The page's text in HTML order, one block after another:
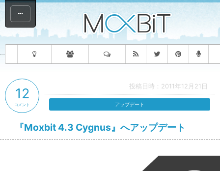
投稿日時：2011年12月21日
『Moxbit 4.3 Cygnus』へアップデート
12
コメント アップデート